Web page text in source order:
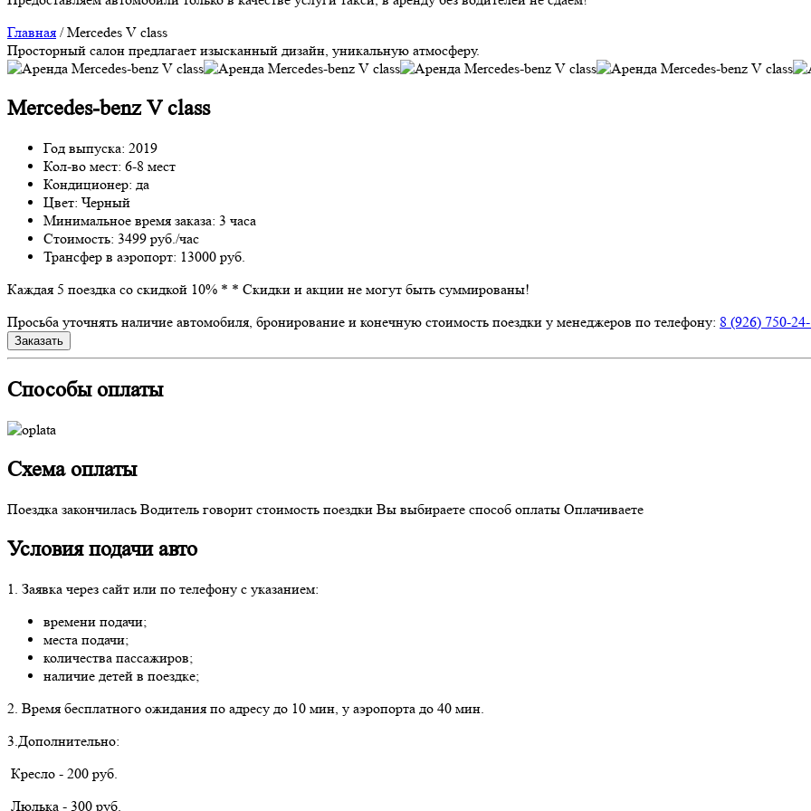
Главная /Mercedes V class
Просторный салон предлагает изысканный дизайн, уникальную атмосферу.
Mercedes-benz V class
Год выпуска: 2019
Кол-во мест: 6-8 мест
Кондиционер: да
Цвет: Черный
Минимальное время заказа: 3 часа
Стоимость: 3499 руб./час
Трансфер в аэропорт: 13000 руб.
Каждая 5 поездка со скидкой 10% * * Скидки и акции не могут быть суммированы!
Просьба уточнять наличие автомобиля, бронирование и конечную стоимость поездки у менеджеров по телефону: 8 (926) 750-
Заказать
Способы оплаты
Схема оплаты
Поездка закончилась Водитель говорит стоимость поездки Вы выбираете способ оплаты Оплачиваете
Условия подачи авто
1. Заявка через сайт или по телефону с указанием:
времени подачи;
места подачи;
количества пассажиров;
наличие детей в поездке;
2. Время бесплатного ожидания по адресу до 10 мин, у аэропорта до 40 мин.
3.Дополнительно:
Кресло - 200 руб.
Люлька - 300 руб.